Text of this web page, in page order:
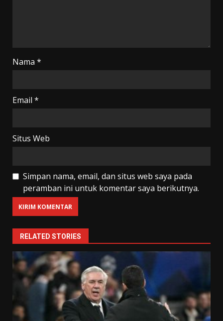
Nama *
Email *
Situs Web
Simpan nama, email, dan situs web saya pada
peramban ini untuk komentar saya berikutnya.
RELATED STORIES